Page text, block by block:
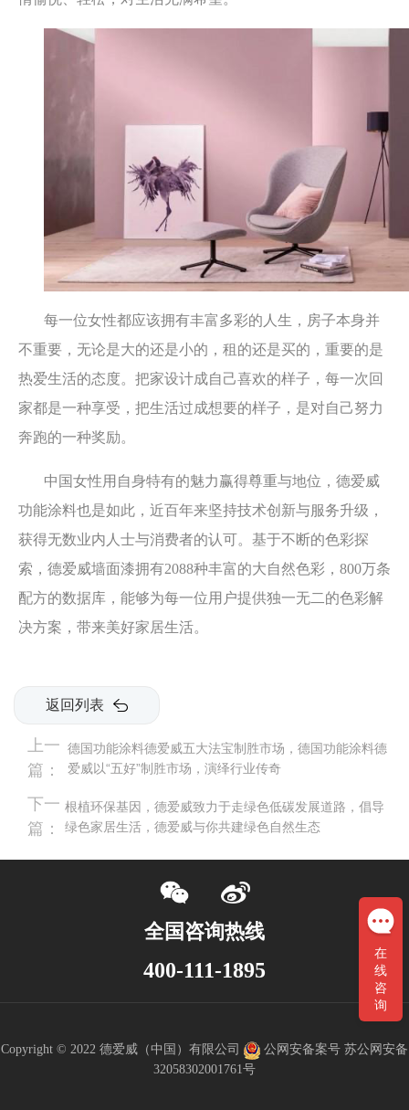
每一位女性都应该拥有丰富多彩的人生，房子本身并
不重要，无论是大的还是小的，租的还是买的，重要的是
热爱生活的态度。把家设计成自己喜欢的样子，每一次回
家都是一种享受，把生活过成想要的样子，是对自己努力
奔跑的一种奖励。
中国女性用自身特有的魅力赢得尊重与地位，德爱威
功能涂料也是如此，近百年来坚持技术创新与服务升级，
获得无数业内人士与消费者的认可。基于不断的色彩探
索，德爱威墙面漆拥有2088种丰富的大自然色彩，800万条
配方的数据库，能够为每一位用户提供独一无二的色彩解
决方案，带来美好家居生活。
返回列表
上一
篇：
德国功能涂料德爱威五大法宝制胜市场，德国功能涂料德
爱威以“五好”制胜市场，演绎行业传奇
下一
篇：
根植环保基因，德爱威致力于走绿色低碳发展道路，倡导
绿色家居生活，德爱威与你共建绿色自然生态
全国咨询热线
400-111-1895
Copyright © 2022 德爱威（中国）有限公司
公网安备案号 苏公网安备
32058302001761号
在
线
咨
询